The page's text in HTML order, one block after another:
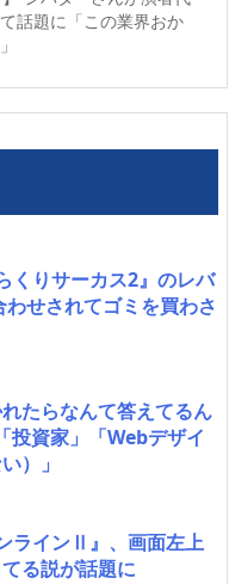
話題に「この業界おか
くりサーカス2』のレバ
せされてゴミを買わさ
たらなんて答えてるん
投資家」「Webデザイ
）」
ラインⅡ』、画面左上
る説が話題に